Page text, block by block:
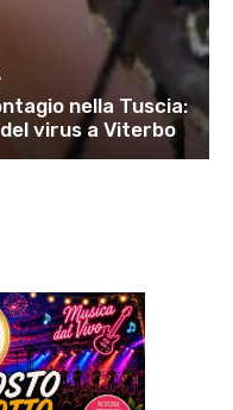
nella Tuscia:
virus a Viterbo